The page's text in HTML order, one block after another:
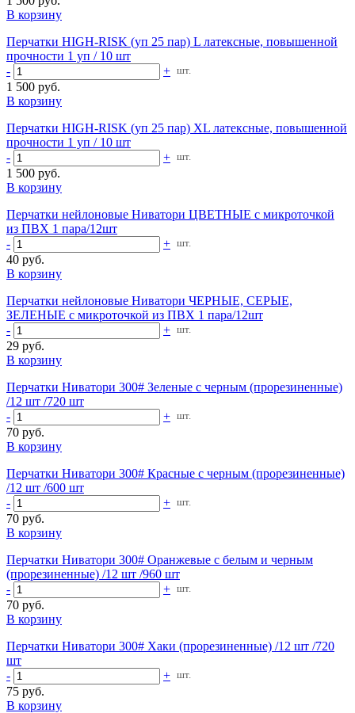
В корзину
Перчатки HIGH-RISK (уп 25 пар) L латексные, повышенной
прочности 1 уп / 10 шт
-
+ шт.
1 500 руб.
В корзину
Перчатки HIGH-RISK (уп 25 пар) XL латексные, повышенной
прочности 1 уп / 10 шт
-
+ шт.
1 500 руб.
В корзину
Перчатки нейлоновые Ниватори ЦВЕТНЫЕ с микроточкой
из ПВХ 1 пара/12шт
-
+ шт.
40 руб.
В корзину
Перчатки нейлоновые Ниватори ЧЕРНЫЕ, СЕРЫЕ,
ЗЕЛЕНЫЕ с микроточкой из ПВХ 1 пара/12шт
-
+ шт.
29 руб.
В корзину
Перчатки Ниватори 300# Зеленые с черным (прорезиненные)
/12 шт /720 шт
-
+ шт.
70 руб.
В корзину
Перчатки Ниватори 300# Красные с черным (прорезиненные)
/12 шт /600 шт
-
+ шт.
70 руб.
В корзину
Перчатки Ниватори 300# Оранжевые с белым и черным
(прорезиненные) /12 шт /960 шт
-
+ шт.
70 руб.
В корзину
Перчатки Ниватори 300# Хаки (прорезиненные) /12 шт /720
шт
-
+ шт.
75 руб.
В корзину